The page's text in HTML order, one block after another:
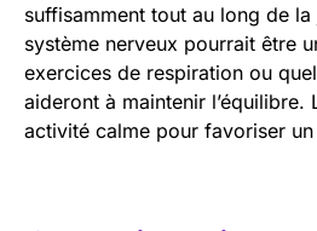
suffisamment tout au long de
système nerveux pourrait être
exercices de respiration ou
aideront à maintenir
activité calme pour favoriser